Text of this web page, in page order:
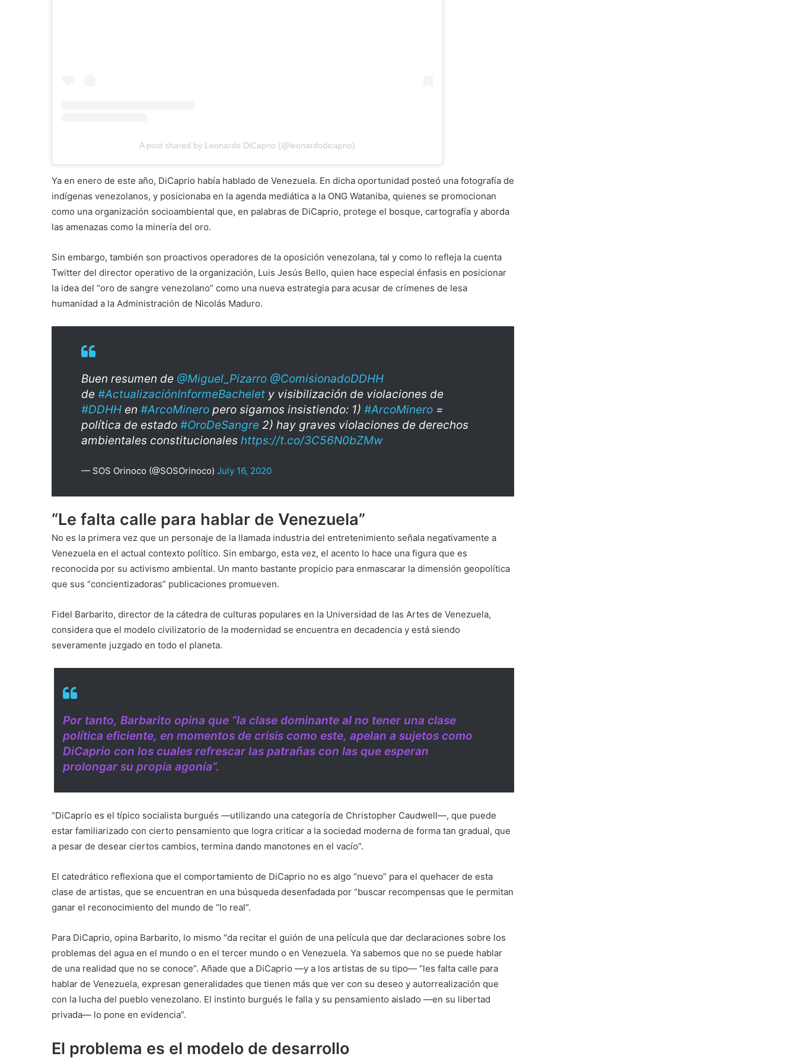
A post shared by Leonardo DiCaprio (@leonardodicaprio)
Ya en enero de este año, DiCaprio había hablado de Venezuela. En dicha oportunidad posteó una fotografía de
indígenas venezolanos, y posicionaba en la agenda mediática a la ONG Wataniba, quienes se promocionan
como una organización socioambiental que, en palabras de DiCaprio, protege el bosque, cartografía y aborda
las amenazas como la minería del oro.
Sin embargo, también son proactivos operadores de la oposición venezolana, tal y como lo refleja la cuenta
Twitter del director operativo de la organización, Luis Jesús Bello, quien hace especial énfasis en posicionar
la idea del “oro de sangre venezolano” como una nueva estrategia para acusar de crímenes de lesa
humanidad a la Administración de Nicolás Maduro.
Buen resumen de @Miguel_Pizarro @ComisionadoDDHH
de #ActualizaciónInformeBachelet y visibilización de violaciones de
#DDHH en #ArcoMinero pero sigamos insistiendo: 1) #ArcoMinero =
política de estado #OroDeSangre 2) hay graves violaciones de derechos
ambientales constitucionales https://t.co/3C56N0bZMw
— SOS Orinoco (@SOSOrinoco) July 16, 2020
“Le falta calle para hablar de Venezuela”
No es la primera vez que un personaje de la llamada industria del entretenimiento señala negativamente a
Venezuela en el actual contexto político. Sin embargo, esta vez, el acento lo hace una figura que es
reconocida por su activismo ambiental. Un manto bastante propicio para enmascarar la dimensión geopolítica
que sus “concientizadoras” publicaciones promueven.
Fidel Barbarito, director de la cátedra de culturas populares en la Universidad de las Artes de Venezuela,
considera que el modelo civilizatorio de la modernidad se encuentra en decadencia y está siendo
severamente juzgado en todo el planeta.
Por tanto, Barbarito opina que “la clase dominante al no tener una clase
política eficiente, en momentos de crisis como este, apelan a sujetos como
DiCaprio con los cuales refrescar las patrañas con las que esperan
prolongar su propia agonía”.
“DiCaprio es el típico socialista burgués —utilizando una categoría de Christopher Caudwell—, que puede
estar familiarizado con cierto pensamiento que logra criticar a la sociedad moderna de forma tan gradual, que
a pesar de desear ciertos cambios, termina dando manotones en el vacío”.
El catedrático reflexiona que el comportamiento de DiCaprio no es algo “nuevo” para el quehacer de esta
clase de artistas, que se encuentran en una búsqueda desenfadada por “buscar recompensas que le permitan
ganar el reconocimiento del mundo de “lo real”.
Para DiCaprio, opina Barbarito, lo mismo “da recitar el guión de una película que dar declaraciones sobre los
problemas del agua en el mundo o en el tercer mundo o en Venezuela. Ya sabemos que no se puede hablar
de una realidad que no se conoce”. Añade que a DiCaprio —y a los artistas de su tipo— “les falta calle para
hablar de Venezuela, expresan generalidades que tienen más que ver con su deseo y autorrealización que
con la lucha del pueblo venezolano. El instinto burgués le falla y su pensamiento aislado —en su libertad
privada— lo pone en evidencia”.
El problema es el modelo de desarrollo